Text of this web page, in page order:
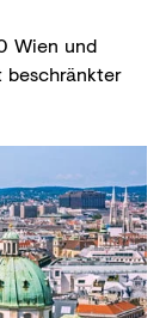
Wien und
beschränkter